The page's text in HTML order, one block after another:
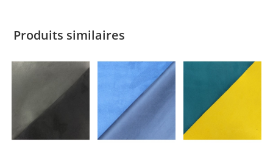
Produits similaires